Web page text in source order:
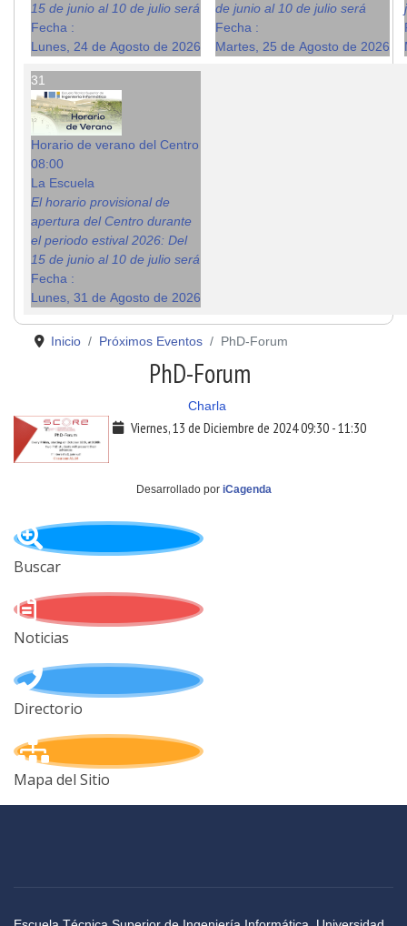
15 de junio al 10 de julio será
Fecha :
Lunes, 24 de Agosto de 2026
de junio al 10 de julio será
Fecha :
Martes, 25 de Agosto de 2026
31
Horario de verano del Centro
08:00
La Escuela
El horario provisional de
apertura del Centro durante
el periodo estival 2026: Del
15 de junio al 10 de julio será
Fecha :
Lunes, 31 de Agosto de 2026
Inicio Próximos Eventos PhD-Forum
PhD-Forum
Charla
Viernes, 13 de Diciembre de 202409:30-11:30
Desarrollado por iCagenda
Buscar
Noticias
Directorio
Mapa del Sitio